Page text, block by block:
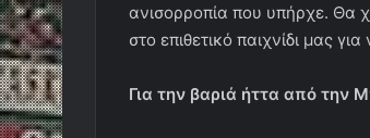
ανισορροπία που υπήρχε. Θα
στο επιθετικό παιχνίδι μας
Για την βαριά ήττα από την